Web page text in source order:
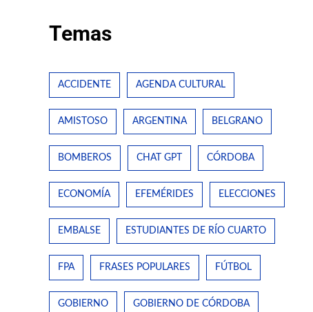
Temas
ACCIDENTE AGENDA CULTURAL
AMISTOSO ARGENTINA BELGRANO
BOMBEROS CHAT GPT CÓRDOBA
ECONOMÍA EFEMÉRIDES ELECCIONES
EMBALSE ESTUDIANTES DE RÍO CUARTO
FPA FRASES POPULARES FÚTBOL
GOBIERNO GOBIERNO DE CÓRDOBA